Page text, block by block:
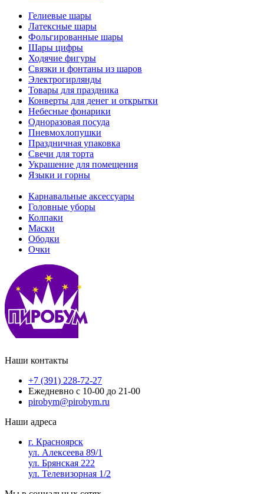
Гелиевые шары
Латексные шары
Фольгированные шары
Шары цифры
Ходячие фигуры
Связки и фонтаны из шаров
Электрогирлянды
Товары для праздника
Конверты для денег и открытки
Небесные фонарики
Одноразовая посуда
Пневмохлопушки
Праздничная упаковка
Свечи для торта
Украшение для помещения
Языки и горны
Карнавальные аксессуары
Головные уборы
Колпаки
Маски
Ободки
Очки
Наши контакты
+7 (391) 228-72-27
Ежедневно с 10-00 до 21-00
pirobym@pirobym.ru
Наши адреса
г. Красноярск
ул. Алексеева 89/1
ул. Брянская 222
ул. Телевизорная 1/2